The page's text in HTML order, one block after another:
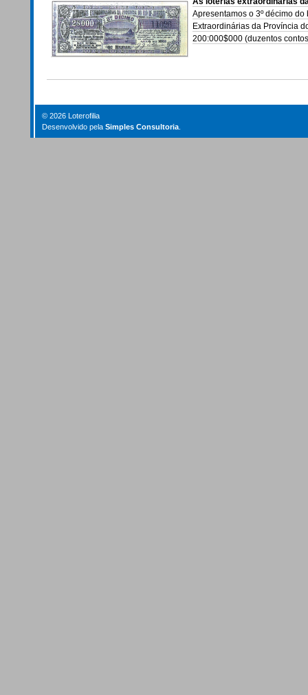
Apresentamos o 3º décimo do
Extraordinárias da Província
200:000$000 (duzentos
© 2026 Loterofilia
Desenvolvido pela Simples Consultoria